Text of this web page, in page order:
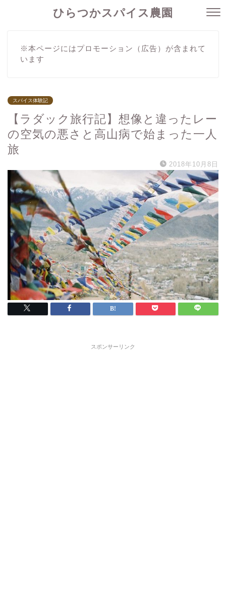
ひらつかスパイス農園
※本ページにはプロモーション（広告）が含まれて
います
スパイス体験記
【ラダック旅行記】想像と違ったレー
の空気の悪さと高山病で始まった一人
旅
2018年10月8日
スポンサーリンク